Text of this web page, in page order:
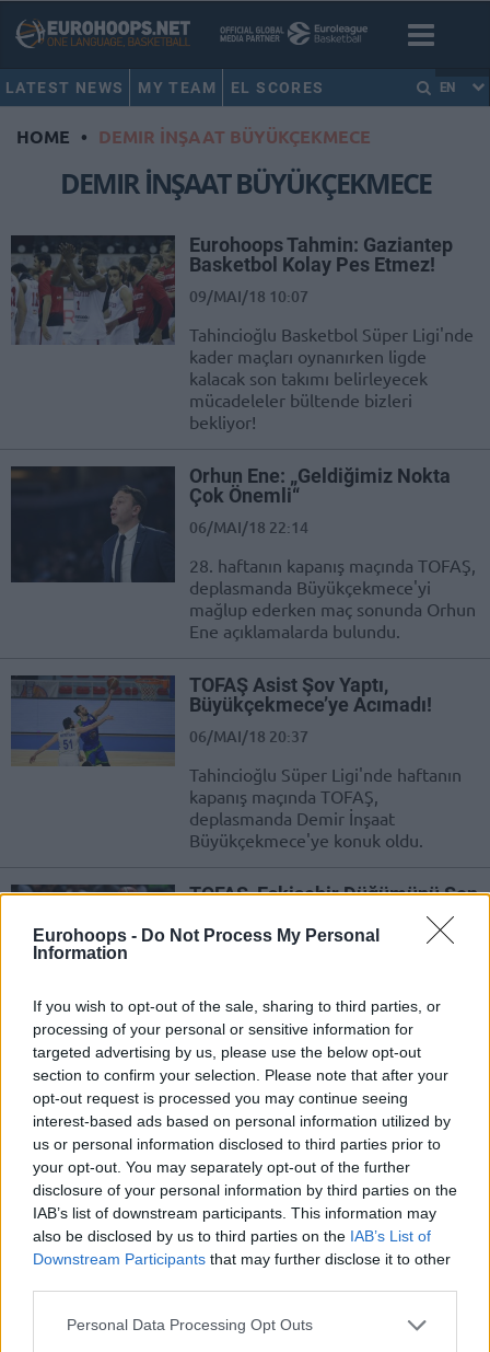
Eurohoops - Do Not Process My Personal
Information
If you wish to opt-out of the sale, sharing to third parties, or
processing of your personal or sensitive information for
targeted advertising by us, please use the below opt-out
section to confirm your selection. Please note that after your
opt-out request is processed you may continue seeing
interest-based ads based on personal information utilized by
us or personal information disclosed to third parties prior to
your opt-out. You may separately opt-out of the further
disclosure of your personal information by third parties on the
IAB’s list of downstream participants. This information may
also be disclosed by us to third parties on the IAB’s List of
Downstream Participants that may further disclose it to other
Please note that this website/app uses one or more Google
Personal Data Processing Opt Outs
LATEST NEWS MY TEAM EL SCORES EN
HOME • DEMIR İNŞAAT BÜYÜKÇEKMECE
DEMIR İNŞAAT BÜYÜKÇEKMECE
Eurohoops Tahmin: Gaziantep
Basketbol Kolay Pes Etmez!
09/MAI/18 10:07
Tahincioğlu Basketbol Süper Ligi'nde
kader maçları oynanırken ligde
kalacak son takımı belirleyecek
mücadeleler bültende bizleri
bekliyor!
Orhun Ene: „Geldiğimiz Nokta
Çok Önemli“
06/MAI/18 22:14
28. haftanın kapanış maçında TOFAŞ,
deplasmanda Büyükçekmece'yi
mağlup ederken maç sonunda Orhun
Ene açıklamalarda bulundu.
TOFAŞ Asist Şov Yaptı,
Büyükçekmece’ye Acımadı!
06/MAI/18 20:37
Tahincioğlu Süper Ligi'nde haftanın
kapanış maçında TOFAŞ,
deplasmanda Demir İnşaat
Büyükçekmece'ye konuk oldu.
TOFAŞ, Eskişehir Düğümünü Son
29/APR/18 20:22
27. haftasında TOFAŞ'la Eskişehir
Basket karşı karşıya geldi.
Davon Jefferson,
Büyükçekmece’yi Sezon
Rekoruyla Yıktı!
29/APR/18 17:50
Tahincioğlu Basketbol Süper Ligi'nin 27. haftasında
Yeşilgiresun Belediyespor ile Demir İnşaat Büyükçekmece
karşı karşıya geldi.
BSL’de Büyük Heyecan: Kim
23/APR/18 18:43